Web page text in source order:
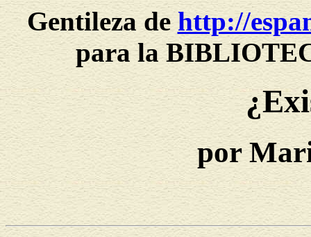
Gentileza dehttp://
para la
por